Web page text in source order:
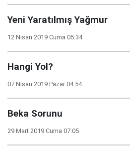
Yeni Yaratılmış Yağmur
12 Nisan 2019 Cuma 05:34
Hangi Yol?
07 Nisan 2019 Pazar 04:54
Beka Sorunu
29 Mart 2019 Cuma 07:05